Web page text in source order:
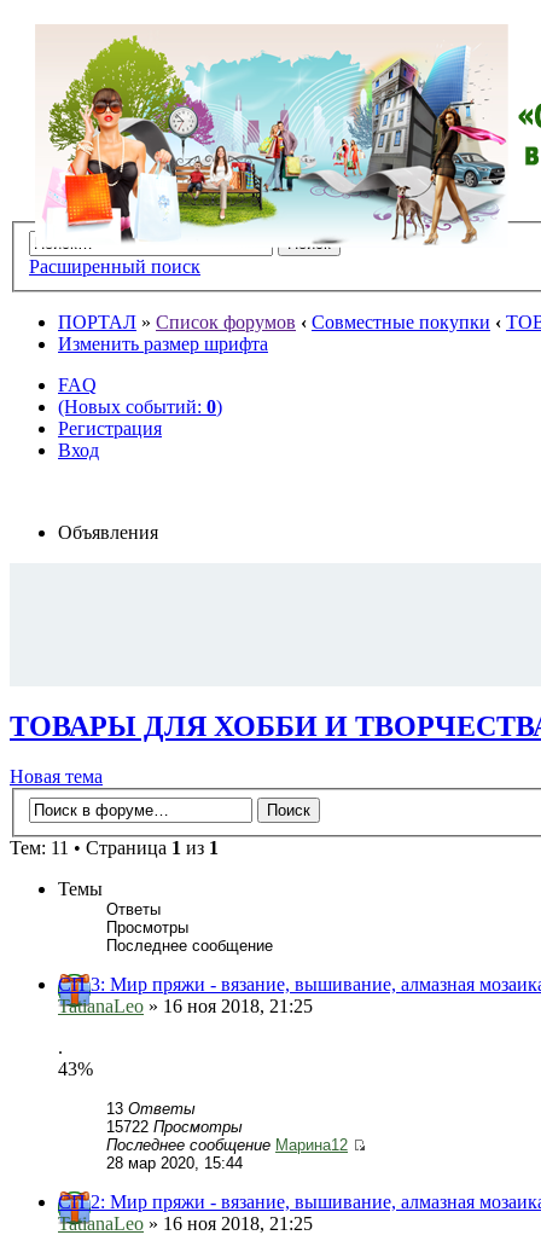
Расширенный поиск
ПОРТАЛ » Список форумов ‹ Совместные покупки ‹
Изменить размер шрифта
FAQ
(Новых событий: 0)
Регистрация
Вход
Объявления
ТОВАРЫ ДЛЯ ХОББИ И
Новая тема
Тем: 11 • Страница 1 из 1
Темы
Ответы
Просмотры
Последнее сообщение
СП 3: Мир пряжи - вязание, вышивание, алмазная
TatianaLeo » 16 ноя 2018, 21:25
.
43%
13 Ответы
15722 Просмотры
Последнее сообщение Марина12
28 мар 2020, 15:44
СП 2: Мир пряжи - вязание, вышивание, алмазная
TatianaLeo » 16 ноя 2018, 21:25